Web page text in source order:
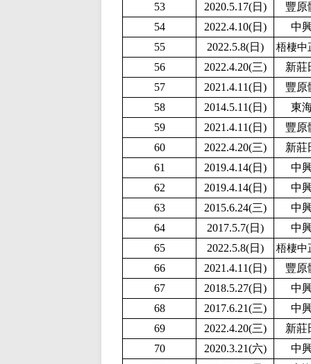
53
2020.5.17(日)
豐原
54
2022.4.10(日)
中
55
2022.5.8(日) 梧棲中
56 2022.4.20(三)
新莊
57
2021.4.11(日)
豐原
58
2014.5.11(日)
東
59
2021.4.11(日)
豐原
60
2022.4.20(三)
新莊
61
2019.4.14(日)
中
62
2019.4.14(日)
中
63
2015.6.24(三)
中
64
2017.5.7(日)
中
65
2022.5.8(日) 梧棲中
66 2021.4.11(日)
豐原
67
2018.5.27(日)
中
68
2017.6.21(三)
中
69
2022.4.20(三)
新莊
70
2020.3.21(六)
中